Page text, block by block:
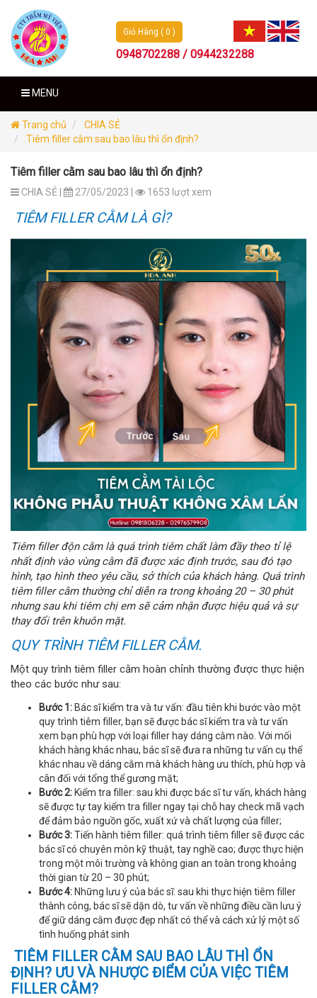
Giỏ Hàng ( 0 )
0948702288 / 0944232288
MENU
Trang chủ
CHIA SẺ
Tiêm filler cằm sau bao lâu thì ổn định?
Tiêm filler cằm sau bao lâu thì ổn định?
CHIA SẺ | 27/05/2023 | 1653 lượt xem
TIÊM FILLER CẰM LÀ GÌ?
Tiêm filler độn cằm là quá trình tiêm chất làm đầy theo tỉ lệ
nhất định vào vùng cằm đã được xác định trước, sau đó tạo
hình, tạo hình theo yêu cầu, sở thích của khách hàng. Quá trình
tiêm filler cằm thường chỉ diễn ra trong khoảng 20 – 30 phút
nhưng sau khi tiêm chị em sẽ cảm nhận được hiệu quả và sự
thay đổi trên khuôn mặt.
QUY TRÌNH TIÊM FILLER CẰM.
Một quy trình tiêm filler cằm hoàn chỉnh thường được thực hiện
theo các bước như sau:
Bước 1: Bác sĩ kiểm tra và tư vấn: đầu tiên khi bước vào một
quy trình tiêm filler, bạn sẽ được bác sĩ kiểm tra và tư vấn
xem bạn phù hợp với loại filler hay dáng cằm nào. Với mối
khách hàng khác nhau, bác sĩ sẽ đưa ra những tư vấn cụ thể
khác nhau về dáng cằm mà khách hàng ưu thích, phù hợp và
cân đối với tổng thể gương mặt;
Bước 2: Kiểm tra filler: sau khi được bác sĩ tư vấn, khách hàng
sẽ được tự tay kiểm tra filler ngay tại chỗ hay check mã vạch
để đảm bảo nguồn gốc, xuất xứ và chất lượng của filler;
Bước 3:Tiến hành tiêm filler: quá trình tiêm filler sẽ được các
bác sĩ có chuyên môn kỹ thuật, tay nghề cao; được thực hiện
trong một môi trường và không gian an toàn trong khoảng
thời gian từ 20 – 30 phút;
Bước 4: Những lưu ý của bác sĩ: sau khi thực hiện tiêm filler
thành công, bác sĩ sẽ dặn dò, tư vấn về những điều cần lưu ý
để giữ dáng cằm được đẹp nhất có thể và cách xử lý một số
tình huống phát sinh
TIÊM FILLER CẰM SAU BAO LÂU THÌ ỔN
ĐỊNH? ƯU VÀ NHƯỢC ĐIỂM CỦA VIỆC TIÊM
FILLER CẰM?